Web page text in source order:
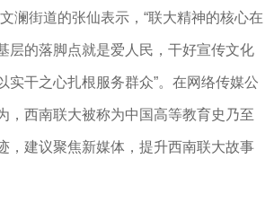
澜街道的张仙表示，“联大精神的核心在
层的落脚点就是爱人民，干好宣传文化
实干之心扎根服务群众”。在网络传媒公
，西南联大被称为中国高等教育史乃至
，建议聚焦新媒体，提升西南联大故事